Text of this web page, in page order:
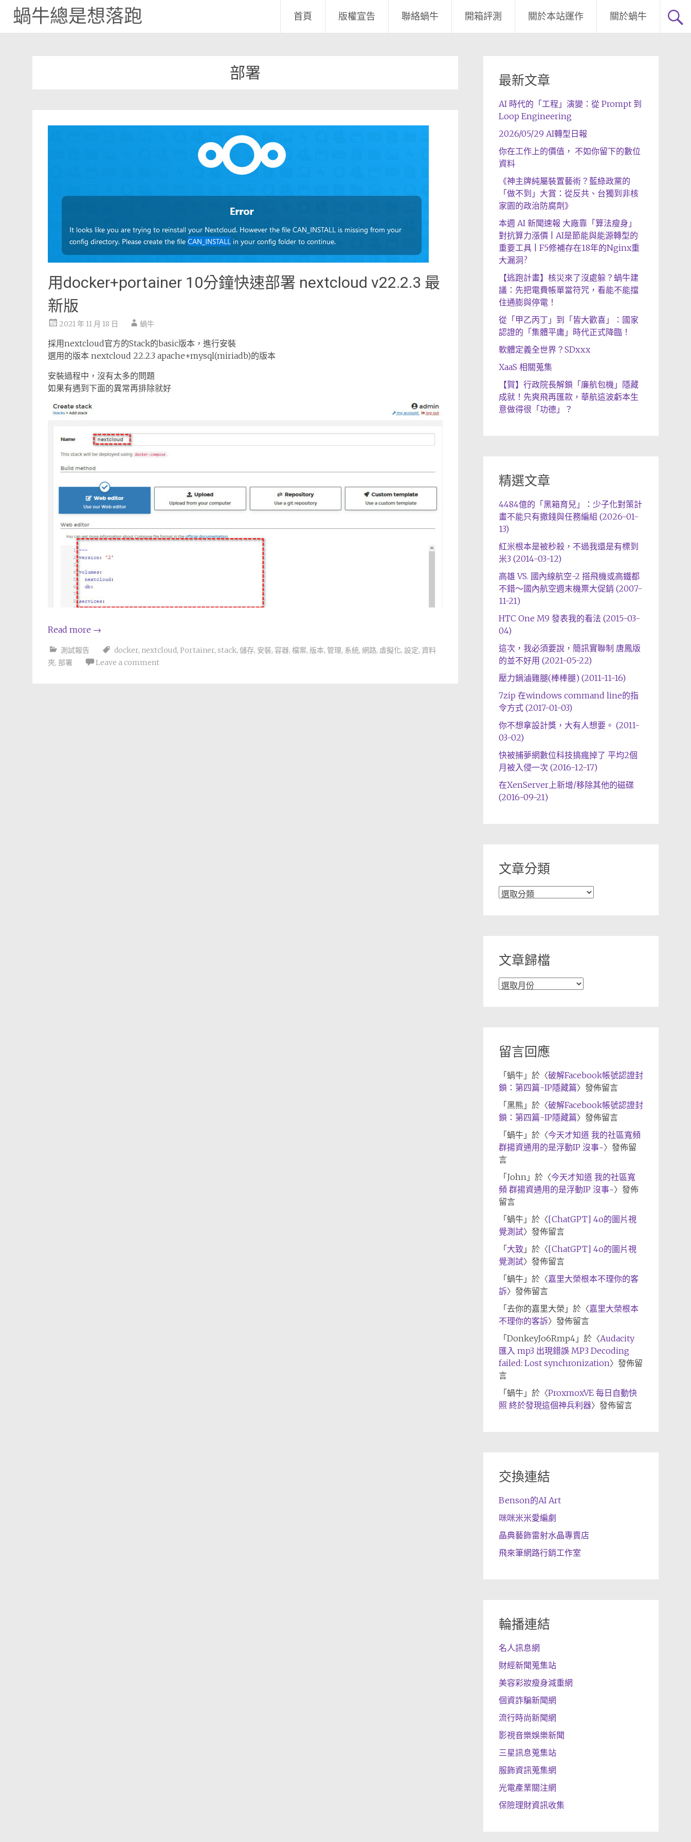
蝸牛總是想落跑 首頁 版權宣告 聯絡蝸牛 開箱評測 關於本站運作 關於蝸牛
部署
用docker+portainer 10分鐘快速部署 nextcloud v22.2.3 最
新版
2021 年 11 月 18 日 蝸牛
採用nextcloud官方的Stack的basic版本，進行安裝
選用的版本 nextcloud 22.2.3 apache+mysql(miriadb)的版本
安裝過程中，沒有太多的問題
如果有遇到下面的異常再排除就好
Read more →
測試報告 docker, nextcloud, Portainer, stack, 儲存, 安裝, 容器, 檔案, 版本, 管理, 系統, 網路, 虛擬化, 設定, 資料
夾, 部署 Leave a comment
最新文章
AI 時代的「工程」演變：從 Prompt 到
Loop Engineering
2026/05/29 AI轉型日報
你在工作上的價值， 不如你留下的數位
資料
《神主牌純屬裝置藝術？藍綠政黨的
「做不到」大賞：從反共、台獨到非核
家園的政治防腐劑》
本週 AI 新聞速報 大廠靠「算法瘦身」
對抗算力漲價 | AI是節能與能源轉型的
重要工具 | F5修補存在18年的Nginx重
大漏洞?
【逃跑計畫】核災來了沒處躲？蝸牛建
議：先把電費帳單當符咒，看能不能擋
住通膨與停電！
從「甲乙丙丁」到「皆大歡喜」：國家
認證的「集體平庸」時代正式降臨！
軟體定義全世界？SDxxx
XaaS 相關蒐集
【賀】行政院長解鎖「廉航包機」隱藏
成就！先爽飛再匯款，華航這波虧本生
意做得很「功德」？
精選文章
4484億的「黑箱育兒」：少子化對策計
畫不能只有撒錢與任務編組 (2026-01-
13)
紅米根本是被秒殺，不過我還是有標到
米3 (2014-03-12)
高雄 VS. 國內線航空-2 搭飛機或高鐵都
不錯～國內航空週末機票大促銷 (2007-
11-21)
HTC One M9 發表我的看法 (2015-03-
04)
這次，我必須要說，簡訊實聯制 唐鳳版
的並不好用 (2021-05-22)
壓力鍋滷雞腿(棒棒腿) (2011-11-16)
7zip 在windows command line的指
令方式 (2017-01-03)
你不想拿設計獎，大有人想要。 (2011-
03-02)
快被捕夢網數位科技搞瘋掉了 平均2個
月被入侵一次 (2016-12-17)
在XenServer上新增/移除其他的磁碟
(2016-09-21)
文章分類
文
文章歸檔
文
留言回應
「 蝸牛」於〈破解Facebook帳號認證封
鎖：第四篇-IP隱藏篇〉發佈留言
「 黑熊 」於〈破解Facebook帳號認證封
鎖：第四篇-IP隱藏篇〉發佈留言
「 蝸牛」於〈今天才知道 我的社區寬頻
群揚資通用的是浮動IP 沒事~〉發佈留
言
「 John」於〈今天才知道 我的社區寬
頻 群揚資通用的是浮動IP 沒事~〉發佈
留言
「 蝸牛」於〈[ChatGPT] 4o的圖片視
覺測試〉發佈留言
「 大致 」於〈[ChatGPT] 4o的圖片視
覺測試〉發佈留言
「 蝸牛」於〈嘉里大榮根本不理你的客
訴〉發佈留言
「 去你的嘉里大榮 」於〈嘉里大榮根本
不理你的客訴〉發佈留言
「 DonkeyJo6Rmp4」於〈Audacity
匯入 mp3 出現錯誤 MP3 Decoding
failed: Lost synchronization〉發佈留
言
「 蝸牛」於〈ProxmoxVE 每日自動快
照 終於發現這個神兵利器〉發佈留言
交換連結
Benson的AI Art
咪咪米米愛編劇
晶典藝飾雷射水晶專賣店
飛來筆網路行銷工作室
輪播連結
名人訊息網
財經新聞蒐集站
美容彩妝瘦身減重網
個資詐騙新聞網
流行時尚新聞網
影視音樂娛樂新聞
三星訊息蒐集站
服飾資訊蒐集網
光電產業關注網
保險理財資訊收集